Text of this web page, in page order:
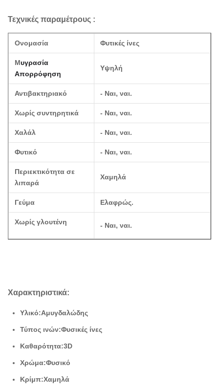
Τεχνικές παραμέτρους :
Ονομασία Φυτικές ίνες
Μυγρασία
Απορρόφηση
Υψηλή
Αντιβακτηριακό - Ναι, ναι.
Χωρίς συντηρητικά - Ναι, ναι.
Χαλάλ - Ναι, ναι.
Φυτικό - Ναι, ναι.
Περιεκτικότητα σε
λιπαρά
Χαμηλά
Γεύμα Ελαφρώς.
Χωρίς γλουτένη - Ναι, ναι.
Χαρακτηριστικά:
Υλικό:Αμυγδαλώδης
Τύπος ινών:Φυσικές ίνες
Καθαρότητα:3D
Χρώμα:Φυσικό
Κρίμπ:Χαμηλά